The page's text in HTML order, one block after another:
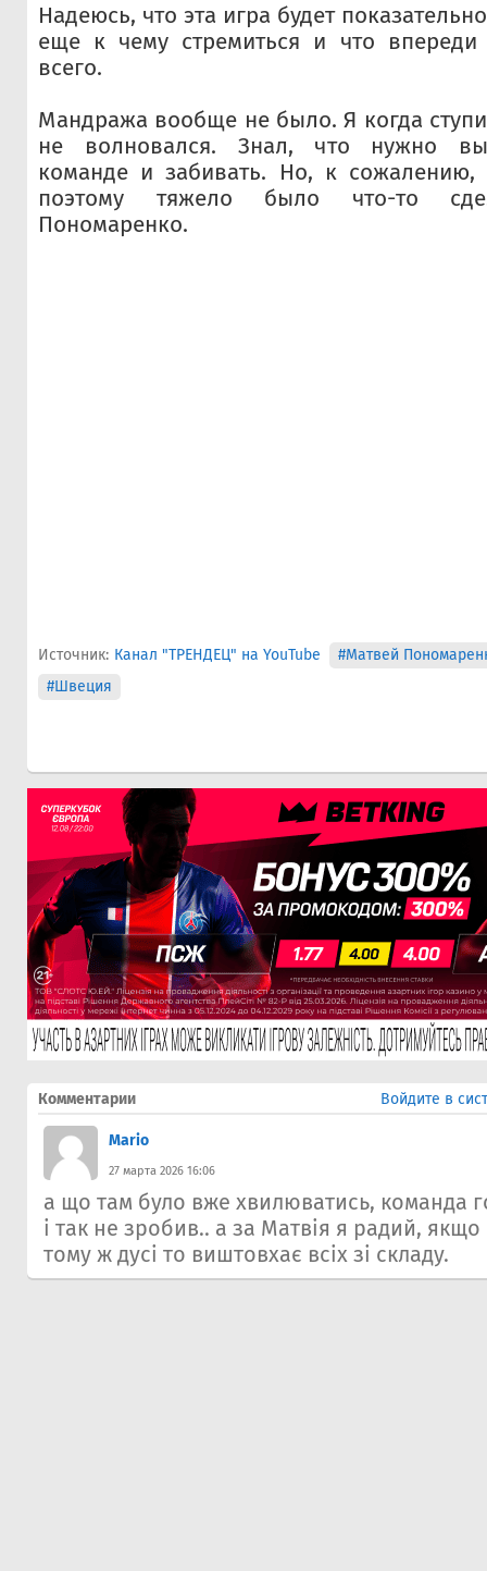
Надеюсь, что эта игра будет
еще к чему стремиться и что
всего.
Мандража вообще не было. Я когда
не волновался. Знал, что нужно
команде и забивать. Но, к
поэтому тяжело было что-то
Пономаренко.
Источник: Канал "ТРЕНДЕЦ" на YouTube
#Матвей
#Швеция
Комментарии Войдите в
Mario
27 марта 2026 16:06
а що там було вже хвилюватись, команда
і так не зробив.. а за Матвія я радий,
тому ж дусі то виштовхає всіх зі складу.